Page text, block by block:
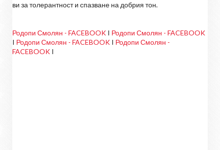
ви за толерантност и спазване на добрия тон.
Родопи Смолян - FACEBOOK I Родопи Смолян - FACEBOOK
I Родопи Смолян - FACEBOOK I Родопи Смолян -
FACEBOOK I